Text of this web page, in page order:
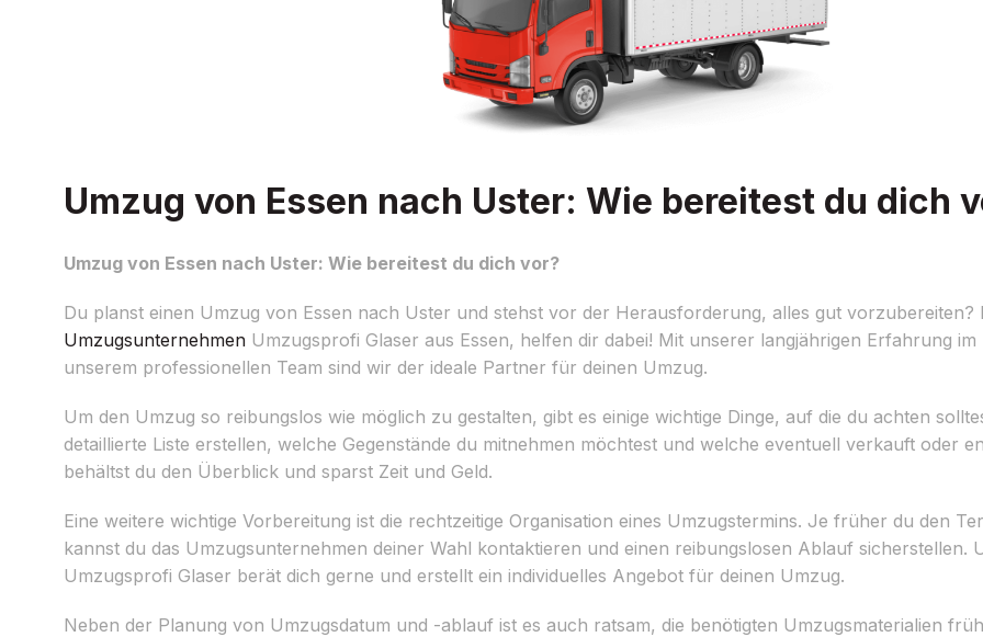
Umzug von Essen nach Uster: Wie bereitest du dich
Umzug von Essen nach Uster: Wie bereitest du dich vor?
Du planst einen Umzug von Essen nach Uster und stehst vor der Herausforderung, alles gut vorzubereiten?
Umzugsunternehmen Umzugsprofi Glaser aus Essen, helfen dir dabei! Mit unserer langjährigen Erfahrung
unserem professionellen Team sind wir der ideale Partner für deinen Umzug.
Um den Umzug so reibungslos wie möglich zu gestalten, gibt es einige wichtige Dinge, auf die du achten
detaillierte Liste erstellen, welche Gegenstände du mitnehmen möchtest und welche eventuell verkauft oder
behältst du den Überblick und sparst Zeit und Geld.
Eine weitere wichtige Vorbereitung ist die rechtzeitige Organisation eines Umzugstermins. Je früher du den
kannst du das Umzugsunternehmen deiner Wahl kontaktieren und einen reibungslosen Ablauf sicherstellen.
Umzugsprofi Glaser berät dich gerne und erstellt ein individuelles Angebot für deinen Umzug.
Neben der Planung von Umzugsdatum und -ablauf ist es auch ratsam, die benötigten Umzugsmaterialien